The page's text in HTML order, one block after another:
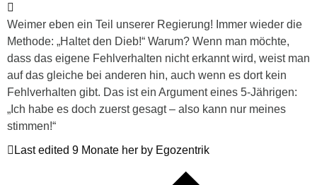
Weimer eben ein Teil unserer Regierung! Immer wieder die
Methode: „Haltet den Dieb!“ Warum? Wenn man möchte,
dass das eigene Fehlverhalten nicht erkannt wird, weist man
auf das gleiche bei anderen hin, auch wenn es dort kein
Fehlverhalten gibt. Das ist ein Argument eines 5-Jährigen:
„Ich habe es doch zuerst gesagt – also kann nur meines
stimmen!“
Last edited 9 Monate her by Egozentrik